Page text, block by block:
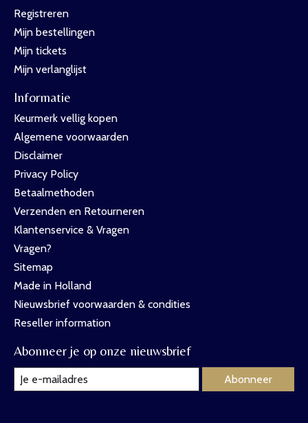
Registreren
Mijn bestellingen
Mijn tickets
Mijn verlanglijst
Informatie
Keurmerk vellig kopen
Algemene voorwaarden
Disclaimer
Privacy Policy
Betaalmethoden
Verzenden en Retourneren
Klantenservice & Vragen
Vragen?
Sitemap
Made in Holland
Nieuwsbrief voorwaarden & condities
Reseller information
Abonneer je op onze nieuwsbrief
Abonneer